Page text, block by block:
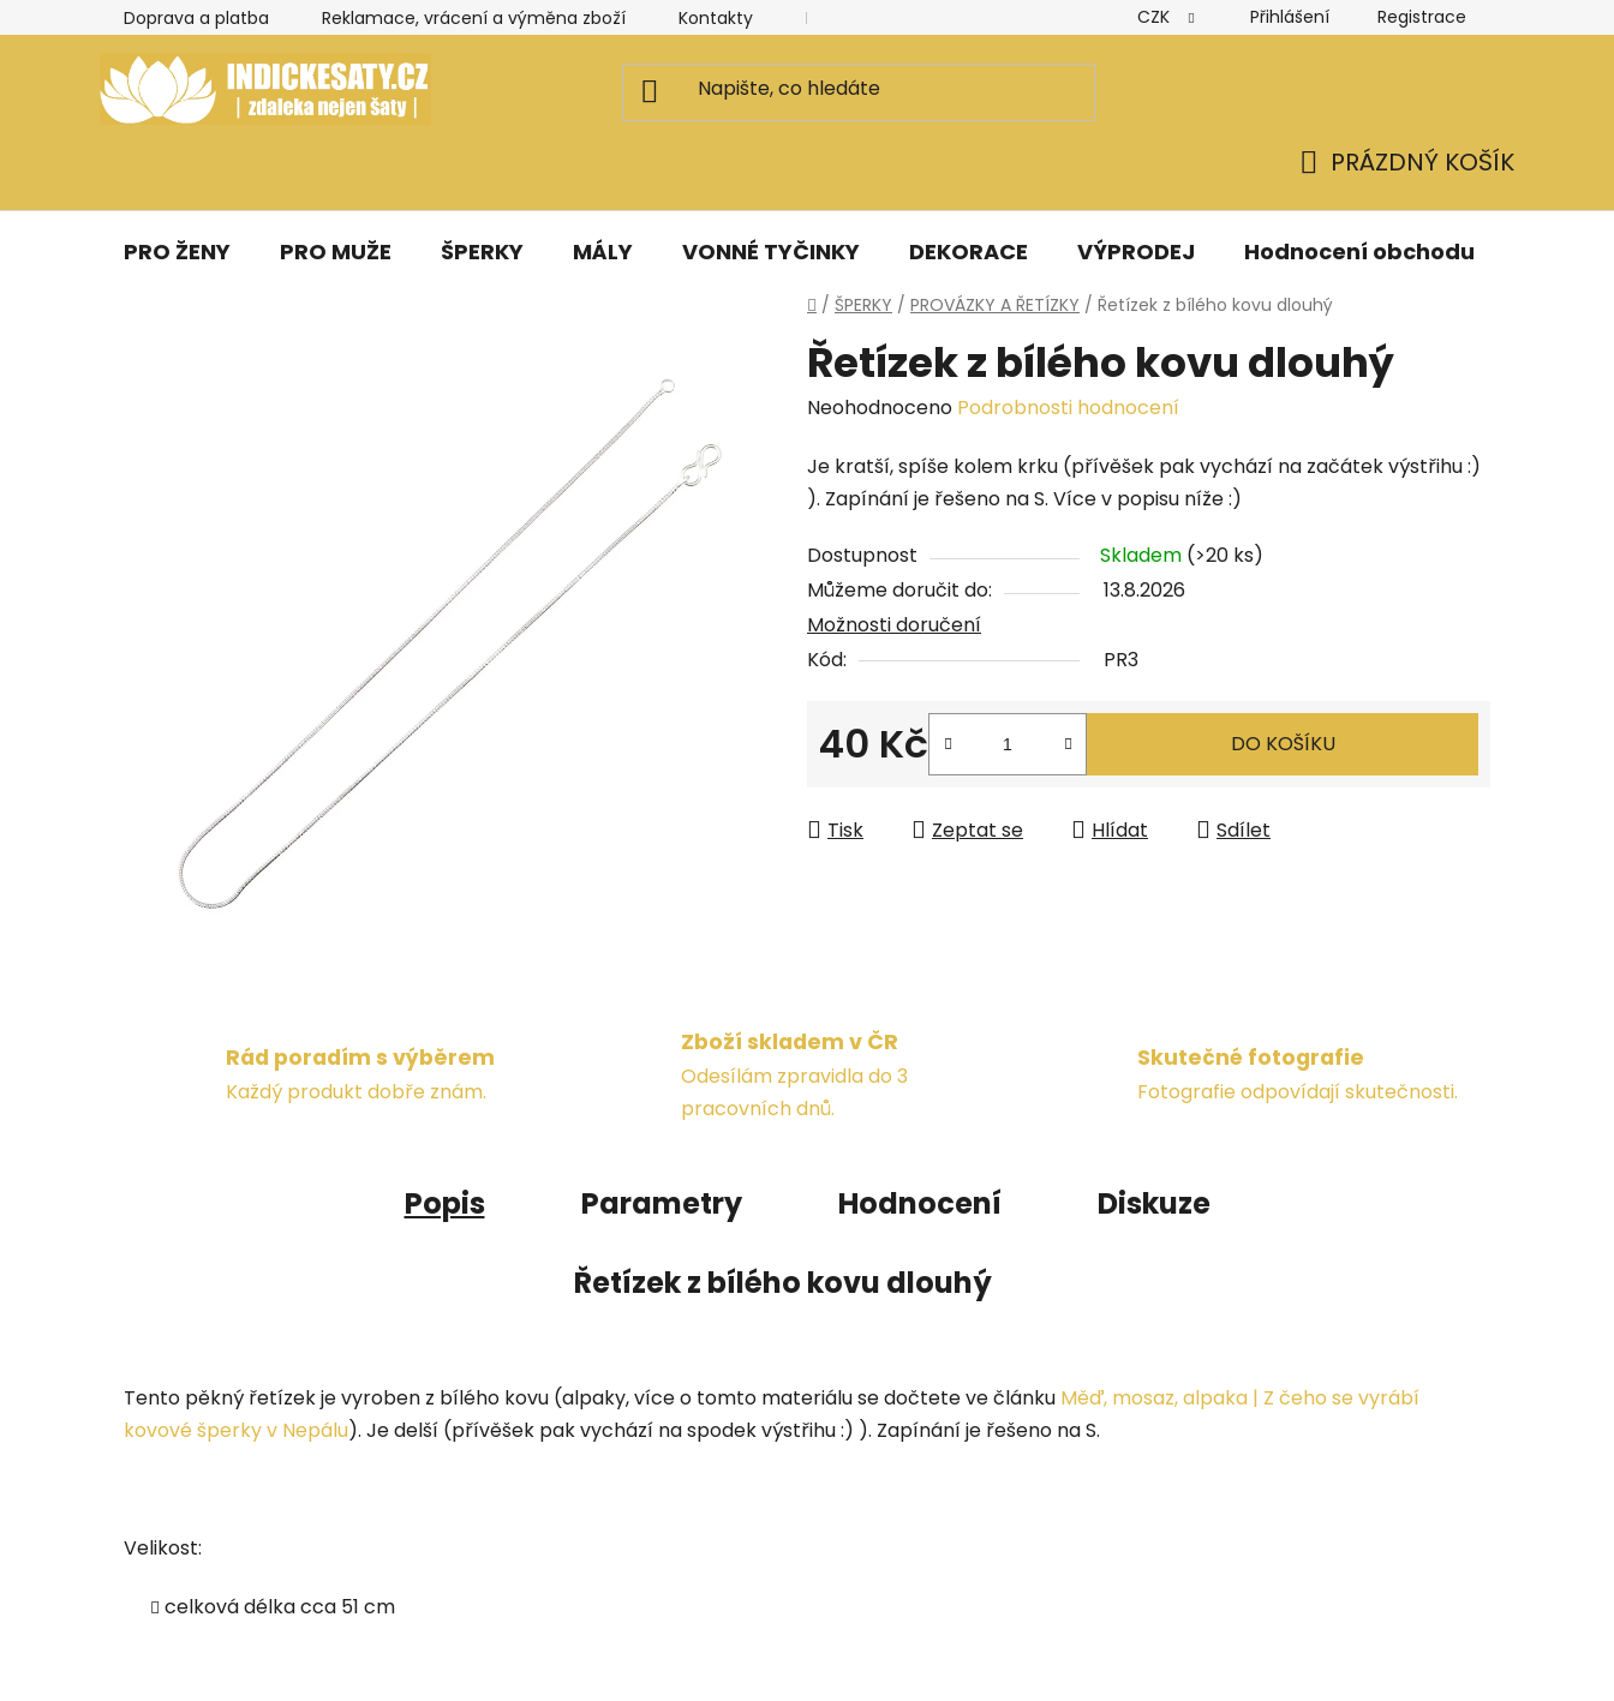
na
Doprava a platba Reklamace, vrácení a výměna zboží Kontakty Kancelář a ateliér Hodnocení obchodu Obchodní podmínky
CZK Přihlášení Registrace
KOŠÍK
PRÁZDNÝ KOŠÍK
PRO ŽENY PRO MUŽE ŠPERKY MÁLY VONNÉ TYČINKY DEKORACE VÝPRODEJ Hodnocení obchodu
Domů
/ ŠPERKY / PROVÁZKY A ŘETÍZKY / Řetízek z bílého kovu dlouhý
Řetízek z bílého kovu dlouhý
Průměrné
produktu
je
z
5
hvězdiček.
Neohodnoceno Podrobnosti hodnocení
Je kratší, spíše kolem krku (přívěšek pak vychází na začátek výstřihu :)
). Zapínání je řešeno na S. Více v popisu níže :)
Dostupnost Skladem (>20 ks)
Můžeme doručit do:
13.8.2026
Možnosti doručení
Kód:
PR3
40 Kč
Měrná cena:
DO KOŠÍKU
Tisk Zeptat se Hlídat Sdílet
Rád poradím s výběrem
Každý produkt dobře znám.
Zboží skladem v ČR
Odesílám zpravidla do 3
pracovních dnů.
Skutečné fotografie
Fotografie odpovídají skutečnosti.
Popis Parametry Hodnocení
Diskuze
Řetízek z bílého kovu dlouhý
Tento pěkný řetízek je vyroben z bílého kovu (alpaky, více o tomto materiálu se dočtete ve článku Měď, mosaz, alpaka | Z čeho se vyrábí
kovové šperky v Nepálu). Je delší (přívěšek pak vychází na spodek výstřihu :) ). Zapínání je řešeno na S.
Velikost:
celková délka cca 51 cm